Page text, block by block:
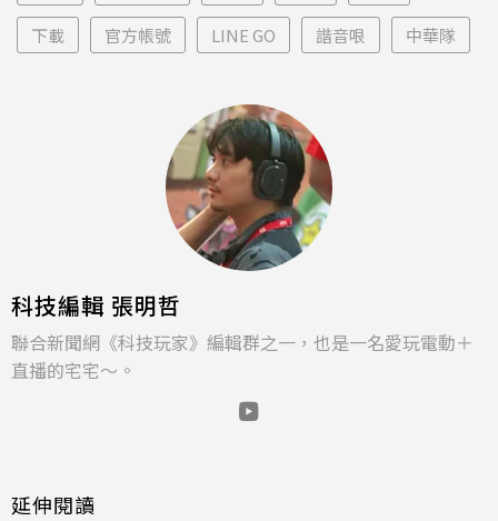
下載 官方帳號 LINE GO 諧音哏 中華隊
科技編輯 張明哲
聯合新聞網《科技玩家》編輯群之一，也是一名愛玩電動＋
直播的宅宅～。
延伸閱讀